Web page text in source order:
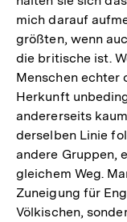
mich darauf
größten, wenn
die britische ist.
Menschen echter
Herkunft
andererseits
derselben Linie
andere Gruppen,
gleichem Weg.
Zuneigung für
Völkischen,